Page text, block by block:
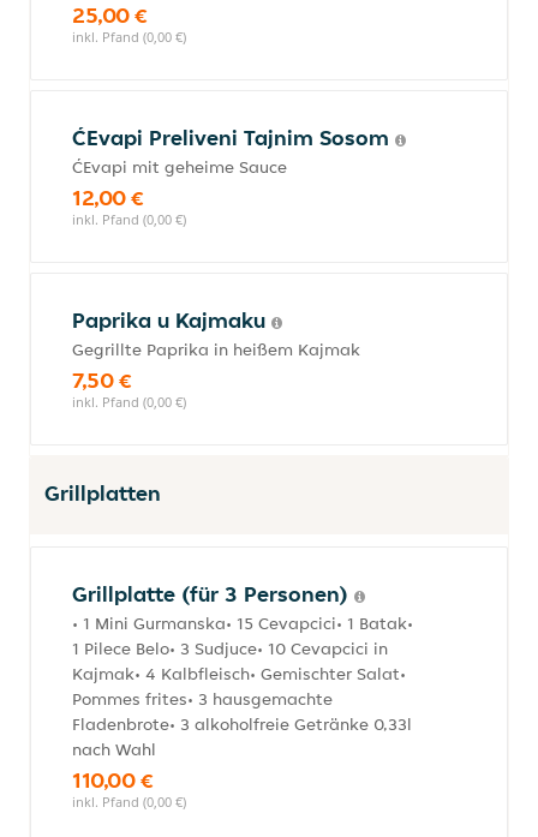
25,00 €
inkl. Pfand (0,00 €)
ĆEvapi Preliveni Tajnim Sosom
ĆEvapi mit geheime Sauce
12,00 €
inkl. Pfand (0,00 €)
Paprika u Kajmaku
Gegrillte Paprika in heißem Kajmak
7,50 €
inkl. Pfand (0,00 €)
Grillplatten
Grillplatte (für 3 Personen)
• 1 Mini Gurmanska• 15 Cevapcici• 1 Batak•
1 Pilece Belo• 3 Sudjuce• 10 Cevapcici in
Kajmak• 4 Kalbfleisch• Gemischter Salat•
Pommes frites• 3 hausgemachte
Fladenbrote• 3 alkoholfreie Getränke 0,33l
nach Wahl
110,00 €
inkl. Pfand (0,00 €)